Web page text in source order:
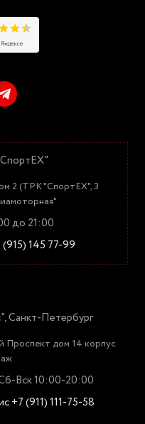
2 (ТРК "СпортЕХ", 3
до 21:00
(915) 145 77-99
Санкт-Петербург
Проспект дом 14 корпус
Вск 10:00-20:00
+7 (911) 111-75-58